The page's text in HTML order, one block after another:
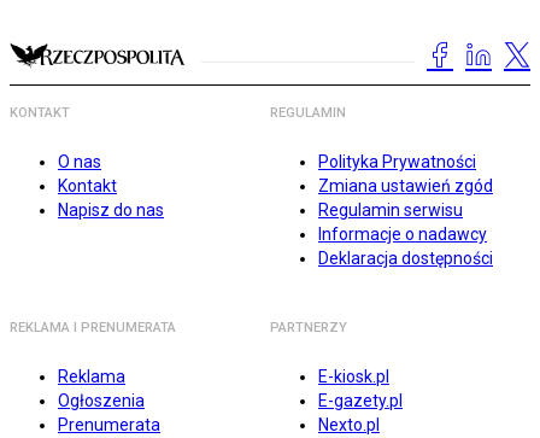
KONTAKT
O nas
Kontakt
Napisz do nas
REGULAMIN
Polityka Prywatności
Zmiana ustawień zgód
Regulamin serwisu
Informacje o nadawcy
Deklaracja dostępności
REKLAMA I PRENUMERATA
Reklama
Ogłoszenia
Prenumerata
PARTNERZY
E-kiosk.pl
E-gazety.pl
Nexto.pl